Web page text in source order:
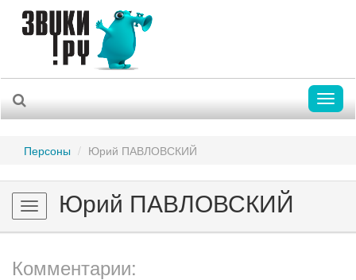
Персоны Юрий ПАВЛОВСКИЙ
Toggle
navigation
Юрий ПАВЛОВСКИЙ
Комментарии: